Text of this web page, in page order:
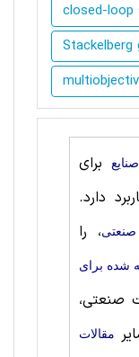
closed-loop
برای
دارد.
، را
شده برای
صنعتی،
مقالات